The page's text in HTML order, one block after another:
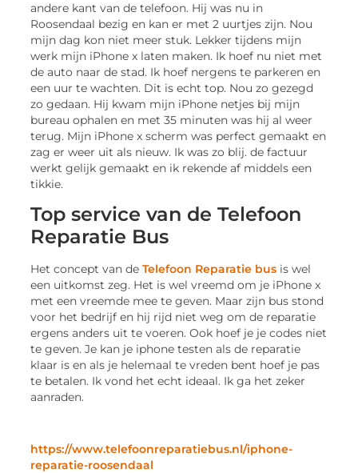
andere kant van de telefoon. Hij was nu in
Roosendaal bezig en kan er met 2 uurtjes zijn. Nou
mijn dag kon niet meer stuk. Lekker tijdens mijn
werk mijn iPhone x laten maken. Ik hoef nu niet met
de auto naar de stad. Ik hoef nergens te parkeren en
een uur te wachten. Dit is echt top. Nou zo gezegd
zo gedaan. Hij kwam mijn iPhone netjes bij mijn
bureau ophalen en met 35 minuten was hij al weer
terug. Mijn iPhone x scherm was perfect gemaakt en
zag er weer uit als nieuw. Ik was zo blij. de factuur
werkt gelijk gemaakt en ik rekende af middels een
tikkie.
Top service van de Telefoon
Reparatie Bus
Het concept van deTelefoon Reparatie bus is wel
een uitkomst zeg. Het is wel vreemd om je iPhone x
met een vreemde mee te geven. Maar zijn bus stond
voor het bedrijf en hij rijd niet weg om de reparatie
ergens anders uit te voeren. Ook hoef je je codes niet
te geven. Je kan je iphone testen als de reparatie
klaar is en als je helemaal te vreden bent hoef je pas
te betalen. Ik vond het echt ideaal. Ik ga het zeker
aanraden.
https://www.telefoonreparatiebus.nl/iphone-
reparatie-roosendaal